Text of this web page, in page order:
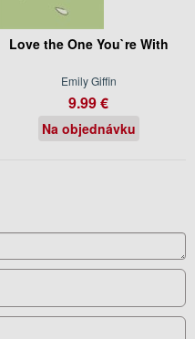
Love the One You`re With
Emily Giffin
9.99 €
Na objednávku